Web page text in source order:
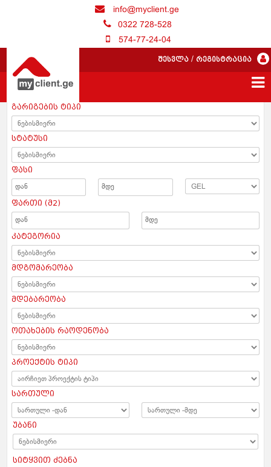
info@myclient.ge
0322 728-528
574-77-24-04
შესვლა / რეგისტრაცია
გარიგების ტიპი
სტატუსი
ფასი
ფართი (მ2)
კატეგორია
მდგომარეობა
მდებარეობა
ოთახების რაოდენობა
პროექტის ტიპი
სართული
უბანი
სიტყვით ძებნა